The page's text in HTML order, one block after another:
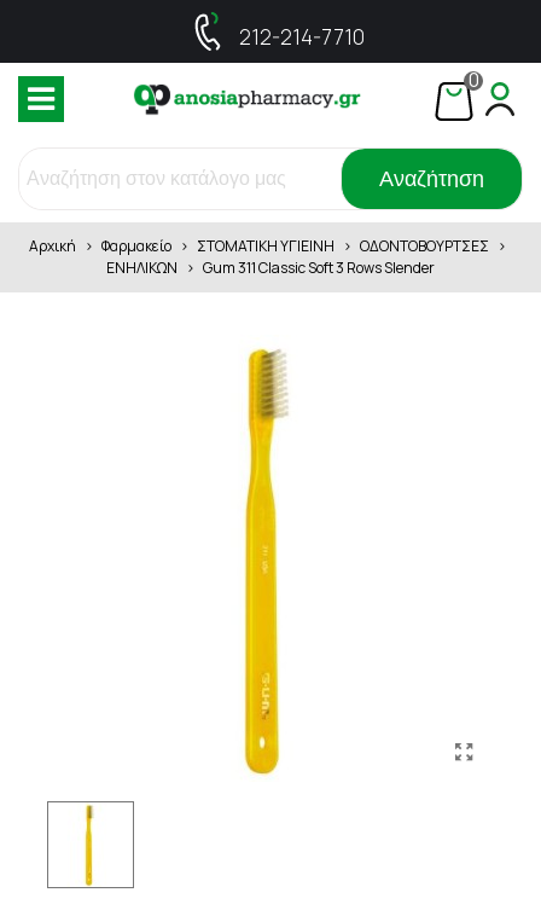
212-214-7710
0
Αναζήτηση
Αρχική > Φαρμακείο > ΣΤΟΜΑΤΙΚΗ ΥΓΙΕΙΝΗ > ΟΔΟΝΤΟΒΟΥΡΤΣΕΣ >
ΕΝΗΛΙΚΩΝ > Gum 311 Classic Soft 3 Rows Slender